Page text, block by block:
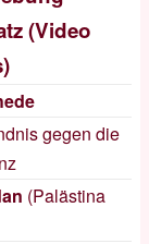
(Video
)
gegen die
(Palästina